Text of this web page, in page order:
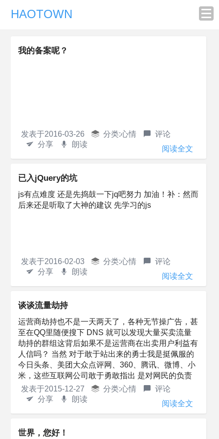
HAOTOWN
我的备案呢？
阅读全文
发表于2016-03-26 分类:心情
评论
分享
朗读
已入jQuery的坑
js有点难度 还是先捣鼓一下jq吧努力 加油！补：然而
后来还是听取了大神的建议 先学习的js
阅读全文
发表于2016-02-03 分类:心情
评论
分享
朗读
谈谈流量劫持
运营商劫持也不是一天两天了，各种无节操广告，甚
至在QQ里随便搜下 DNS 就可以发现大量买卖流量
劫持的群组这背后如果不是运营商在出卖用户利益有
人信吗？ 当然 对于敢于站出来的勇士我是挺佩服的
今日头条、美团大众点评网、360、腾讯、微博、小
米，这些互联网公司敢于勇敢指出 是对网民的负责
但腾讯中这么多非法群组，腾...
阅读全文
发表于2015-12-27 分类:心情
评论
分享
朗读
世界，您好！